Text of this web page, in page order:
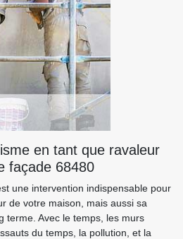
en tant que ravaleur
façade 68480
une intervention indispensable pour
de votre maison, mais aussi sa
terme. Avec le temps, les murs
du temps, la pollution, et la